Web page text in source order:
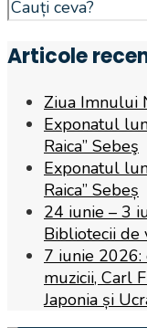
for:
Articole
Ziua Imnului
Exponatul
Raica” Sebeş
Exponatul
Raica” Sebeș
24 iunie – 3
Bibliotecii de
7 iunie
muzicii, Carl
Japonia și